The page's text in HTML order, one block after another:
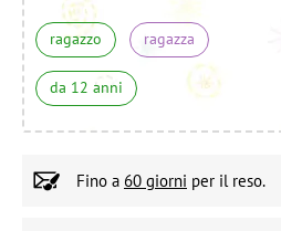
ragazzo ragazza
da 12 anni
Fino a 60 giorni per il reso.